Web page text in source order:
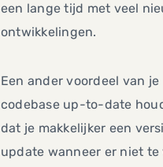
een lange tijd met veel
ontwikkelingen.
Een ander voordeel van je
codebase up-to-date
dat je makkelijker een
update wanneer er niet te